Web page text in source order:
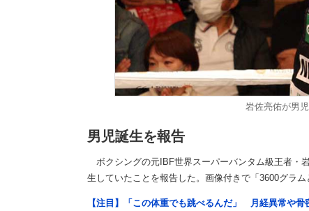
岩佐亮佑が男
男児誕生を報告
ボクシングの元IBF世界スーパーバンタム級王者・
生していたことを報告した。画像付きで「3600グラム
【注目】「この体重でも跳べるんだ」 月経異常や